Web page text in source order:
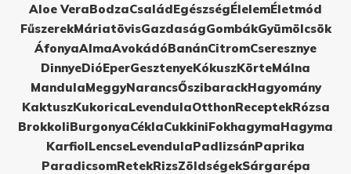
Aloe VeraBodzaCsaládEgészségÉlelemÉletmód
FűszerekMáriatövisGazdaságGombákGyümölcsök
ÁfonyaAlmaAvokádóBanánCitromCseresznye
DinnyeDióEperGesztenyeKókuszKörteMálna
MandulaMeggyNarancsŐszibarackHagyomány
KaktuszKukoricaLevendulaOtthonReceptekRózsa
BrokkoliBurgonyaCéklaCukkiniFokhagymaHagyma
KarfiolLencseLevendulaPadlizsánPaprika
ParadicsomRetekRizsZöldségekSárgarépa